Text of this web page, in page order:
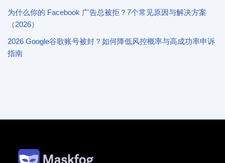
为什么你的 Facebook 广告总被拒？7个常见原因与解决方案
（2026）
2026 Google谷歌账号被封？如何降低风控概率与高成功率申诉
指南